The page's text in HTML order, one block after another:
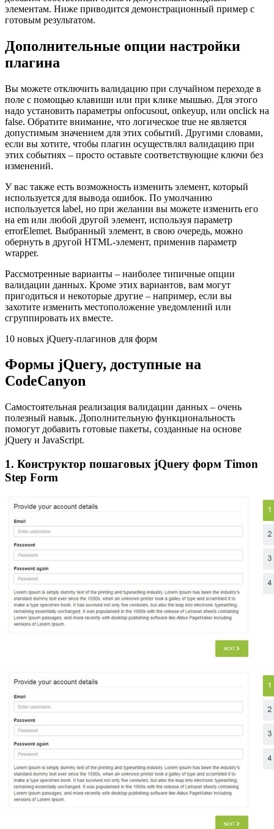
элементам. Ниже приводится демонстрационный пример с
готовым результатом.
Дополнительные опции настройки
плагина
Вы можете отключить валидацию при случайном переходе в
поле с помощью клавиши или при клике мышью. Для этого
надо установить параметры onfocusout, onkeyup, или onclick на
false. Обратите внимание, что логическое true не является
допустимым значением для этих событий. Другими словами,
если вы хотите, чтобы плагин осуществлял валидацию при
этих событиях – просто оставьте соответствующие ключи без
изменений.
У вас также есть возможность изменить элемент, который
используется для вывода ошибок. По умолчанию
используется label, но при желании вы можете изменить его
на em или любой другой элемент, используя параметр
errorElemet. Выбранный элемент, в свою очередь, можно
обернуть в другой HTML-элемент, применив параметр
wrapper.
Рассмотренные варианты – наиболее типичные опции
валидации данных. Кроме этих вариантов, вам могут
пригодиться и некоторые другие – например, если вы
захотите изменить местоположение уведомлений или
сгруппировать их вместе.
10 новых jQuery-плагинов для форм
Формы jQuery, доступные на
CodeCanyon
Самостоятельная реализация валидации данных – очень
полезный навык. Дополнительную функциональность
помогут добавить готовые пакеты, созданные на основе
jQuery и JavaScript.
1. Конструктор пошаговых jQuery форм Timon
Step Form